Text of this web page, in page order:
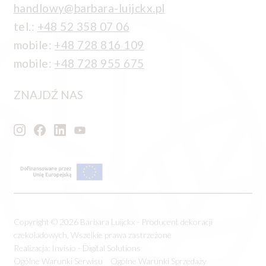
handlowy@barbara-luijckx.pl
tel.: +48 52 358 07 06
mobile: +48 728 816 109
mobile: +48 728 955 675
ZNAJDŹ NAS
Copyright © 2026 Barbara Luijckx - Producent dekoracji
czekoladowych, Wszelkie prawa zastrzeżone
Realizacja: Invisio - Digital Solutions
Ogólne Warunki Serwisu
Ogólne Warunki Sprzedaży